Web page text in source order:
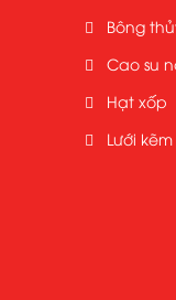
Bông
Cao su
Hạt xốp
Lưới kẽm